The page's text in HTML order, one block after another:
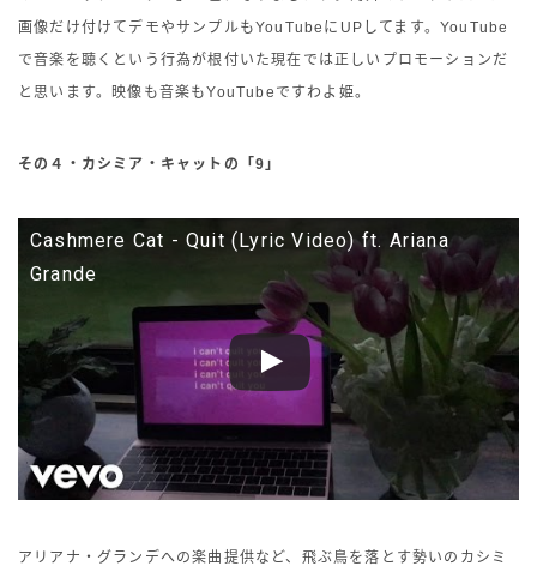
画像だけ付けてデモやサンプルもYouTubeにUPしてます。YouTube
で音楽を聴くという行為が根付いた現在では正しいプロモーションだ
と思います。映像も音楽もYouTubeですわよ姫。
その４・カシミア・キャットの「9」
Cashmere Cat - Quit (Lyric Video) ft. Ariana
Grande
アリアナ・グランデへの楽曲提供など、飛ぶ鳥を落とす勢いのカシミ